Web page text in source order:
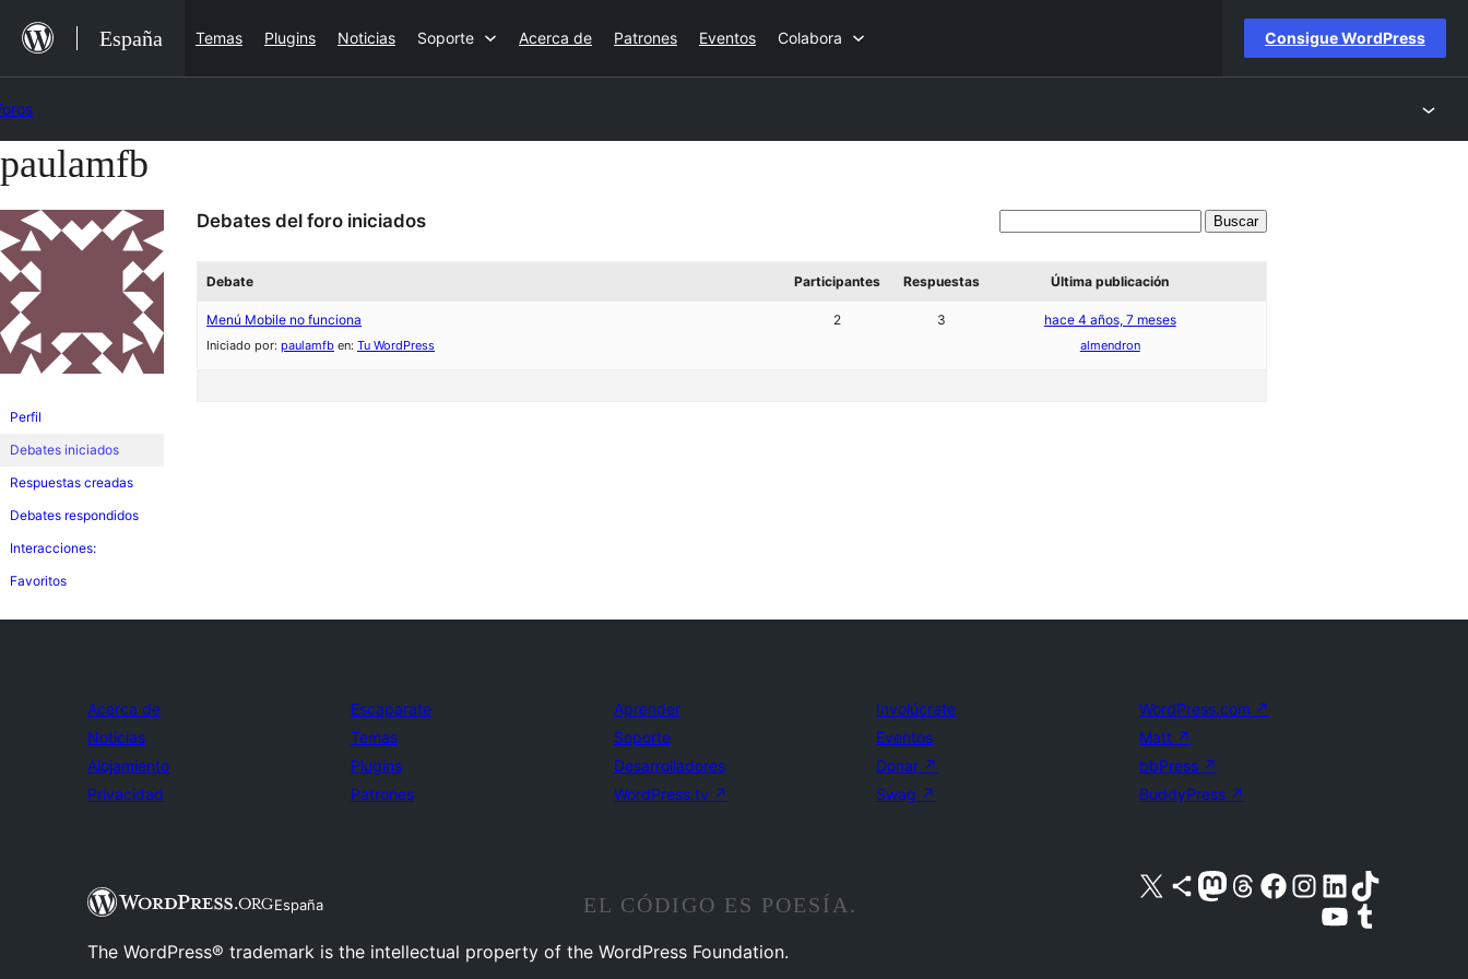
contenido
España Temas Plugins Noticias Soporte Acerca de Patrones Eventos Colabora Consigue WordPress
Saltar
al
contenido
paulamfb
Perfil
Debates iniciados
Respuestas creadas
Debates respondidos
Interacciones:
Favoritos
Debates del foro iniciados
Debate Participantes Respuestas Última publicación
Menú Mobile no funciona
Iniciado por: paulamfb en: Tu WordPress
2 3 hace 4 años, 7 meses
almendron
Acerca de
Noticias
Alojamiento
Privacidad
Escaparate
Temas
Plugins
Patrones
Aprender
Soporte
Desarrolladores
WordPress.tv ↗
Involúcrate
Eventos
Donar ↗
Swag ↗
WordPress.com ↗
Matt ↗
bbPress ↗
BuddyPress ↗
España
Visita nuestra cuenta de X (anteriormente Twitter)
Visita nuestra cuenta de Bluesky
Visita nuestra cuenta de Mastodon
Visita nuestra cuenta de Threads
Visita nuestra página de Facebook
Visita nuestra cuenta de Instagram
Visita nuestra cuenta de LinkedIn
Visita nuestra cuenta de TikTok
Visita nuestro canal de YouTube
Visita nuestra cuenta de Tumblr
EL CÓDIGO ES POESÍA.
The WordPress® trademark is the intellectual property of the WordPress Foundation.